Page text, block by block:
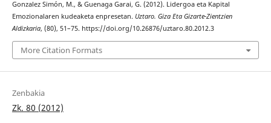
Gonzalez Simón, M., & Guenaga Garai, G. (2012). Lidergoa eta Kapital
Emozionalaren kudeaketa enpresetan. Uztaro. Giza Eta Gizarte-Zientzien
Aldizkaria, (80), 51–75. https://doi.org/10.26876/uztaro.80.2012.3
More Citation Formats
Zenbakia
Zk. 80 (2012)